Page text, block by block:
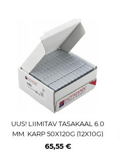
UUS! LIIMITAV TASAKAAL 6.0
MM. KARP 50X120G (12X10G)
FE. HALL. P.VÄRVITUD (HOF
65,55 €